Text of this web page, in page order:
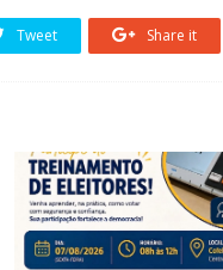
Tweet Share it